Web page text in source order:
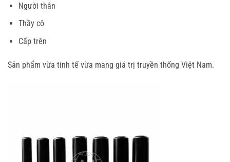
Người thân
Thầy cô
Cấp trên
Sản phẩm vừa tinh tế vừa mang giá trị truyền thống Việt Nam.